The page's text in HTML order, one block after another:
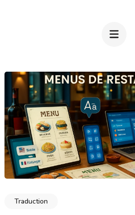
Traduction